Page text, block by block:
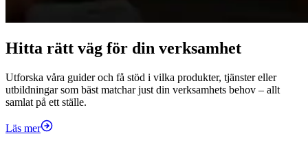
Hitta rätt väg för din verksamhet
Utforska våra guider och få stöd i vilka produkter, tjänster eller
utbildningar som bäst matchar just din verksamhets behov – allt
samlat på ett ställe.
Läs mer